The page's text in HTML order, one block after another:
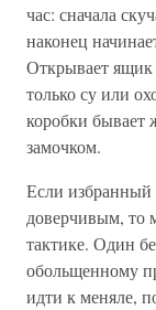
час: сначала
наконец
Открывает ящик
только су или
коробки
замочком.
Если избранный
доверчивым, то
тактике. Один
обольщенному
идти к меняле,